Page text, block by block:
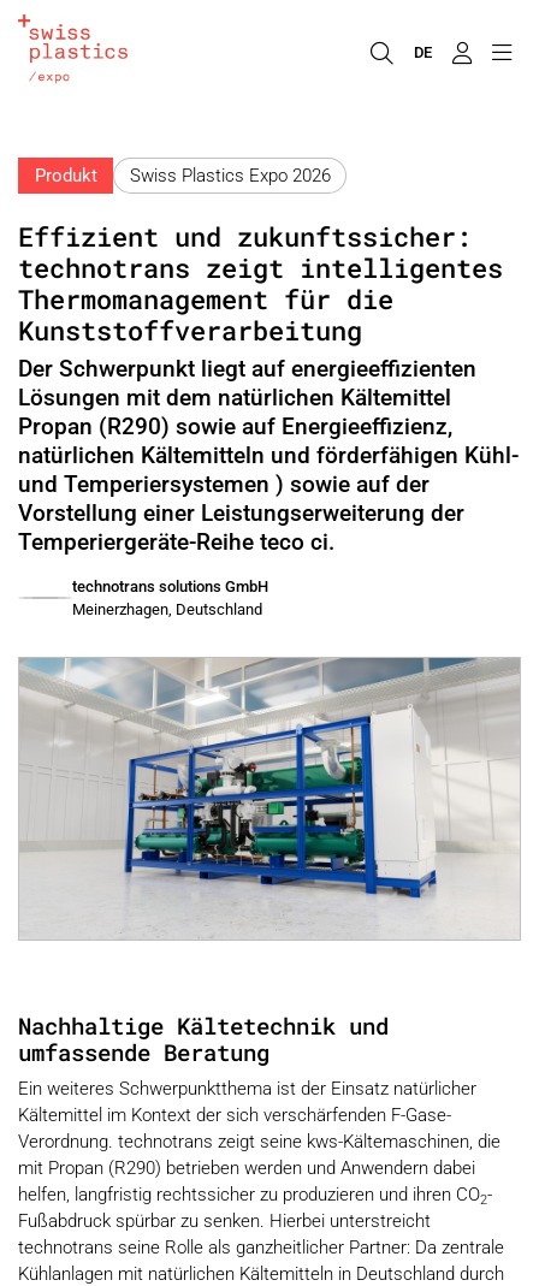
DE
Produkt Swiss Plastics Expo 2026
Effizient und zukunftssicher:
technotrans zeigt intelligentes
Thermomanagement für die
Kunststoffverarbeitung
Der Schwerpunkt liegt auf energieeffizienten
Lösungen mit dem natürlichen Kältemittel
Propan (R290) sowie auf Energieeffizienz,
natürlichen Kältemitteln und förderfähigen Kühl-
und Temperiersystemen ) sowie auf der
Vorstellung einer Leistungserweiterung der
Temperiergeräte-Reihe teco ci.
technotrans solutions GmbH
Meinerzhagen, Deutschland
Nachhaltige Kältetechnik und
umfassende Beratung
Ein weiteres Schwerpunktthema ist der Einsatz natürlicher
Kältemittel im Kontext der sich verschärfenden F-Gase-
Verordnung. technotrans zeigt seine kws-Kältemaschinen, die
mit Propan (R290) betrieben werden und Anwendern dabei
helfen, langfristig rechtssicher zu produzieren und ihren CO2-
Fußabdruck spürbar zu senken. Hierbei unterstreicht
technotrans seine Rolle als ganzheitlicher Partner: Da zentrale
Kühlanlagen mit natürlichen Kältemitteln in Deutschland durch